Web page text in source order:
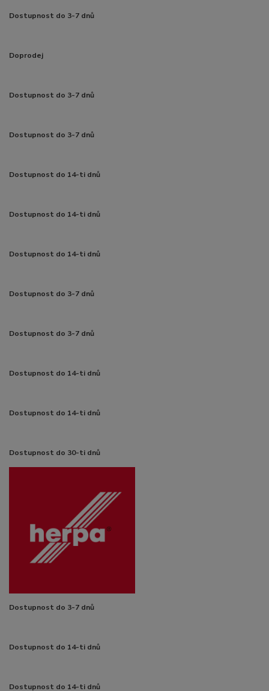
Dostupnost do 3-7 dnů
Doprodej
Dostupnost do 3-7 dnů
Dostupnost do 3-7 dnů
Dostupnost do 14-ti dnů
Dostupnost do 14-ti dnů
Dostupnost do 14-ti dnů
Dostupnost do 3-7 dnů
Dostupnost do 3-7 dnů
Dostupnost do 14-ti dnů
Dostupnost do 14-ti dnů
Dostupnost do 30-ti dnů
Dostupnost do 3-7 dnů
Dostupnost do 14-ti dnů
Dostupnost do 14-ti dnů